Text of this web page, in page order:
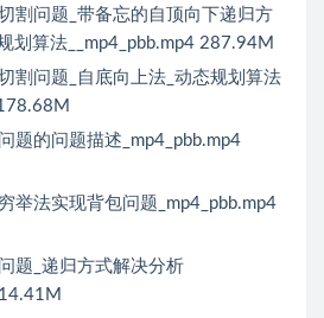
割问题_带备忘的自顶向下递归方
划算法__mp4_pbb.mp4 287.94M
割问题_自底向上法_动态规划算法
题的问题描述_mp4_pbb.mp4
举法实现背包问题_mp4_pbb.mp4
题_递归方式解决分析